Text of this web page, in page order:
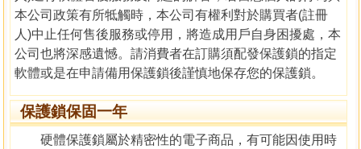
本公司政策有所牴觸時，本公司有權利對於購買者(註冊
人)中止任何售後服務或停用，將造成用戶自身困擾處，本
公司也將深感遺憾。請消費者在訂購須配發保護鎖的指定
軟體或是在申請備用保護鎖後謹慎地保存您的保護鎖。
保護鎖保固一年
硬體保護鎖屬於精密性的電子商品，有可能因使用時